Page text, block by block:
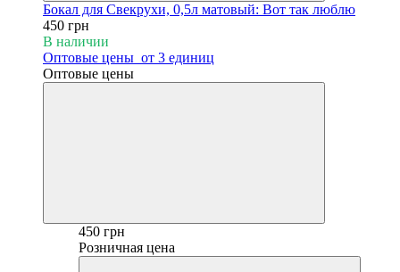
Бокал для Свекрухи, 0,5л матовый: Вот так люблю
450 грн
В наличии
Оптовые цены от 3 единиц
Оптовые цены
450 грн
Розничная цена